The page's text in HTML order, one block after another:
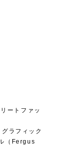
ートファッ
ラフィック
（Fergus